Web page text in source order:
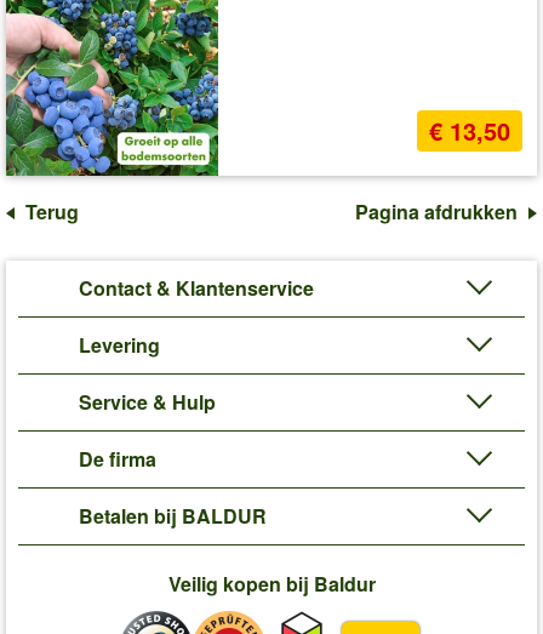
€ 13,50
Terug Pagina afdrukken
Contact & Klantenservice
Levering
Service & Hulp
De firma
Betalen bij BALDUR
Veilig kopen bij Baldur